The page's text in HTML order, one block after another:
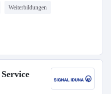
Weiterbildungen